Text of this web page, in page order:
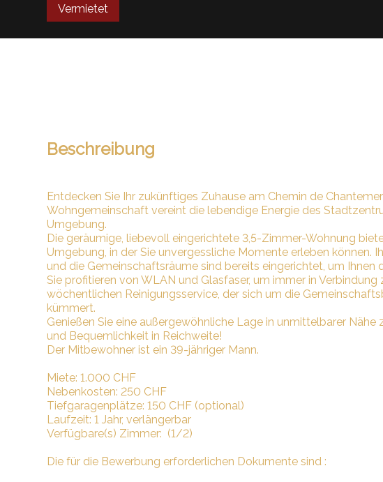
Vermietet
Beschreibung
Entdecken Sie Ihr zukünftiges Zuhause am Chemin de
Wohngemeinschaft vereint die lebendige Energie des
Umgebung.
Die geräumige, liebevoll eingerichtete 3,5-Zimmer-Wohnung
Umgebung, in der Sie unvergessliche Momente erleben können.
und die Gemeinschaftsräume sind bereits eingerichtet, um Ihnen
Sie profitieren von WLAN und Glasfaser, um immer in
wöchentlichen Reinigungsservice, der sich um die
kümmert.
Genießen Sie eine außergewöhnliche Lage in unmittelbarer
und Bequemlichkeit in Reichweite!
Der Mitbewohner ist ein 39-jähriger Mann.
Miete: 1.000 CHF
Nebenkosten: 250 CHF
Tiefgaragenplätze: 150 CHF (optional)
Laufzeit: 1 Jahr, verlängerbar
Verfügbare(s) Zimmer: (1/2)
Die für die Bewerbung erforderlichen Dokumente sind :